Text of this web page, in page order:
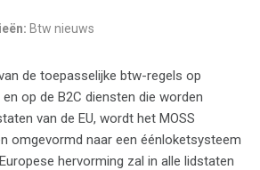
Btw nieuws
de toepasselijke btw-regels op
op de B2C diensten die worden
van de EU, wordt het MOSS
omgevormd naar een éénloketsysteem
hervorming zal in alle lidstaten